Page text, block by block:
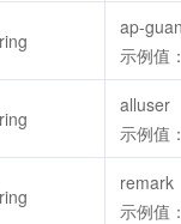
ap-
示例值
alluser
示例值
remark
示例值